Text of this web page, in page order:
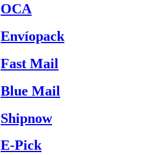
OCA
Envíopack
Fast Mail
Blue Mail
Shipnow
E-Pick